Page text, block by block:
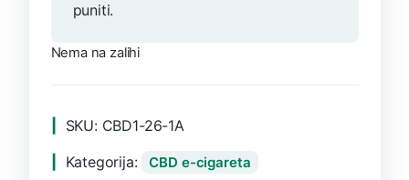
puniti.
Nema na zalihi
SKU: CBD1-26-1A
Kategorija:
CBD e-cigareta